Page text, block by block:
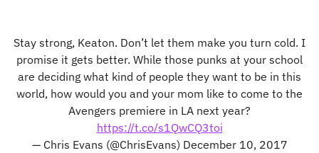
Stay strong, Keaton. Don’t let them make you turn cold. I
promise it gets better. While those punks at your school
are deciding what kind of people they want to be in this
world, how would you and your mom like to come to the
Avengers premiere in LA next year?
https://t.co/s1QwCQ3toi
— Chris Evans (@ChrisEvans) December 10, 2017